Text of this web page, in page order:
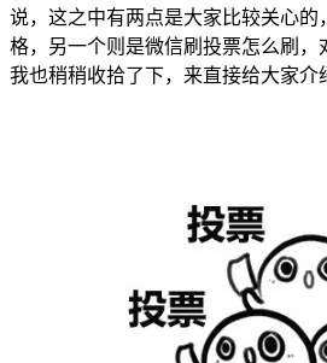
说，这之中有两点是大家比较关心的
格，另一个则是微信刷投票怎么刷，
我也稍稍收拾了下，来直接给大家介